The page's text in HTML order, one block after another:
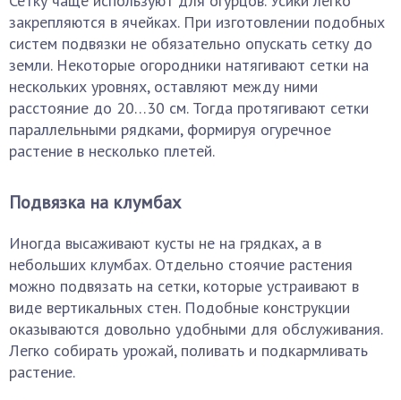
закрепляются в ячейках. При изготовлении подобных
систем подвязки не обязательно опускать сетку до
земли. Некоторые огородники натягивают сетки на
нескольких уровнях, оставляют между ними
расстояние до 20…30 см. Тогда протягивают сетки
параллельными рядками, формируя огуречное
растение в несколько плетей.
Подвязка на клумбах
Иногда высаживают кусты не на грядках, а в
небольших клумбах. Отдельно стоячие растения
можно подвязать на сетки, которые устраивают в
виде вертикальных стен. Подобные конструкции
оказываются довольно удобными для обслуживания.
Легко собирать урожай, поливать и подкармливать
растение.